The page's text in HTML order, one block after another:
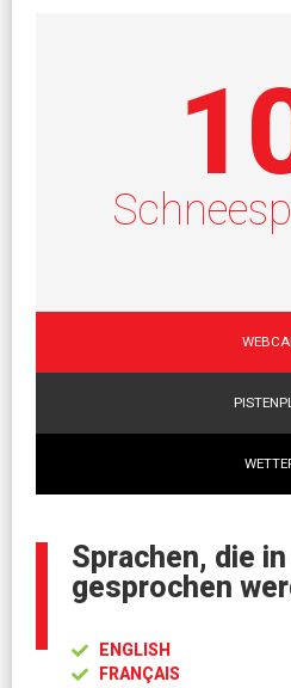
Sprachen, die
gesprochen
ENGLISH
FRANÇAIS